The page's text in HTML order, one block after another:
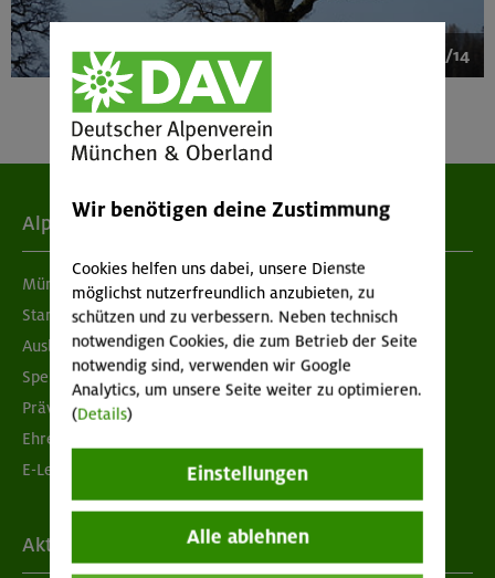
1/14
Alpenverein
München & Oberland
Standorte
Ausbildung & Jobs
Spenden
Prävention sexualisierter Gewalt
Ehrenamtsbörse
E-Learning
Aktuelles
Wir benötigen deine Zustimmung
Cookies helfen uns dabei, unsere Dienste
möglichst nutzerfreundlich anzubieten, zu
schützen und zu verbessern. Neben technisch
notwendigen Cookies, die zum Betrieb der Seite
notwendig sind, verwenden wir Google
Analytics, um unsere Seite weiter zu optimieren.
(Details)
Einstellungen
Alle ablehnen